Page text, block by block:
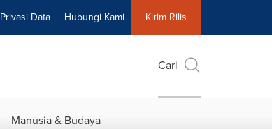
Privasi Data Hubungi Kami Kirim Rilis
Cari
Manusia & Budaya